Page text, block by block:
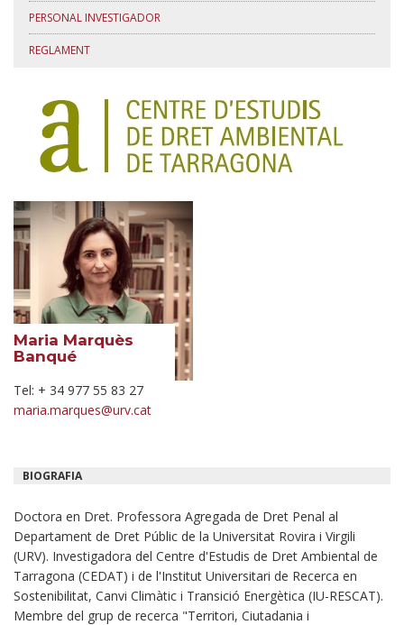
PERSONAL INVESTIGADOR
REGLAMENT
Maria Marquès
Banqué
Tel: + 34 977 55 83 27
maria.marques@urv.cat
BIOGRAFIA
Doctora en Dret. Professora Agregada de Dret Penal al
Departament de Dret Públic de la Universitat Rovira i Virgili
(URV). Investigadora del Centre d'Estudis de Dret Ambiental de
Tarragona (CEDAT) i de l'Institut Universitari de Recerca en
Sostenibilitat, Canvi Climàtic i Transició Energètica (IU-RESCAT).
Membre del grup de recerca "Territori, Ciutadania i